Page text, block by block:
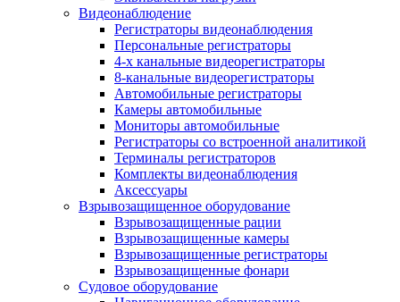
Видеонаблюдение
Регистраторы видеонаблюдения
Персональные регистраторы
4-х канальные видеорегистраторы
8-канальные видеорегистраторы
Автомобильные регистраторы
Камеры автомобильные
Мониторы автомобильные
Регистраторы со встроенной аналитикой
Терминалы регистраторов
Комплекты видеонаблюдения
Аксессуары
Взрывозащищенное оборудование
Взрывозащищенные рации
Взрывозащищенные камеры
Взрывозащищенные регистраторы
Взрывозащищенные фонари
Судовое оборудование